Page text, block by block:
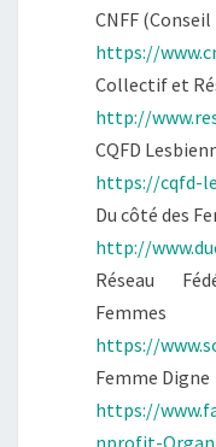
CNFF
https://
Collectif et
http://
CQFD
https://cqfd-
Du côté des
http://
Réseau
Femmes
https://
Femme Digne
https://
nprofit-